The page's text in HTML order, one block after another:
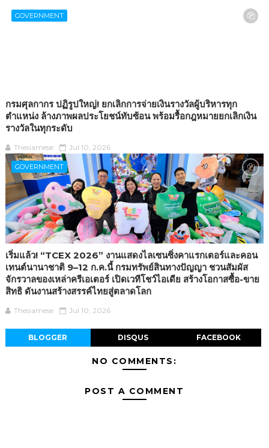
GOVERNMENT
กรมศุลกากร ปฏิรูปใหญ่! ยกเลิกการจ่ายเงินรางวัลผู้บริหารทุก
ตำแหน่ง ล้างภาพผลประโยชน์ทับซ้อน พร้อมรื้อกฎหมายยกเลิกเงิน
รางวัลในทุกระดับ
Thesiamese Jul 10, 2026
GOVERNMENT
เริ่มแล้ว! “TCEX 2026” งานแสดงไลเซนซิ่งคาแรกเตอร์และคอน
เทนต์นานาชาติ 9–12 ก.ค.นี้ กรมทรัพย์สินทางปัญญา ชวนสัมผัส
จักรวาลของเหล่าครีเอเตอร์ เปิดเวทีโชว์ไอเดีย สร้างโอกาสซื้อ-ขาย
สิทธิ ดันงานสร้างสรรค์ไทยสู่ตลาดโลก
Thesiamese Jul 10, 2026
BLOGGER DISQUS FACEBOOK
NO COMMENTS:
POST A COMMENT